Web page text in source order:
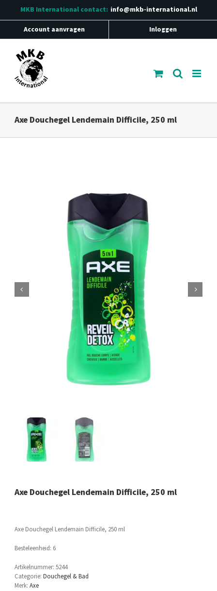
inhoud
MKB Internationalcontact: info@mkb-international.nl
Account aanvragen Inloggen
Axe Douchegel Lendemain Difficile, 250 ml
Axe Douchegel Lendemain Difficile, 250 ml
Axe Douchegel Lendemain Difficile, 250 ml
Besteleenheid: 6
Artikelnummer: 5244
Categorie: Douchegel & Bad
Merk: Axe